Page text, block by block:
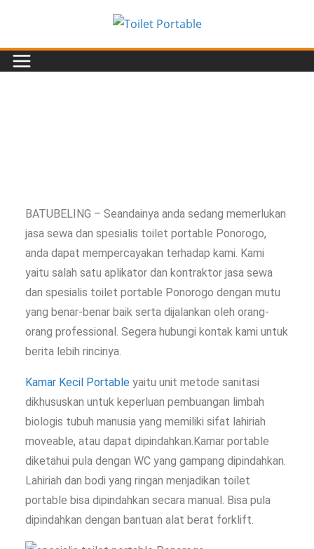
BATUBELING – Seandainya anda sedang memerlukan
jasa sewa dan spesialis toilet portable Ponorogo,
anda dapat mempercayakan terhadap kami. Kami
yaitu salah satu aplikator dan kontraktor jasa sewa
dan spesialis toilet portable Ponorogo dengan mutu
yang benar-benar baik serta dijalankan oleh orang-
orang professional. Segera hubungi kontak kami untuk
berita lebih rincinya.
Kamar Kecil Portable yaitu unit metode sanitasi
dikhususkan untuk keperluan pembuangan limbah
biologis tubuh manusia yang memiliki sifat lahiriah
moveable, atau dapat dipindahkan.Kamar portable
diketahui pula dengan WC yang gampang dipindahkan.
Lahiriah dan bodi yang ringan menjadikan toilet
portable bisa dipindahkan secara manual. Bisa pula
dipindahkan dengan bantuan alat berat forklift.